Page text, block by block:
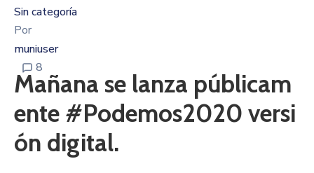
Sin categoría
Por
muniuser
8
Mañana se lanza públicam
ente #Podemos2020 versi
ón digital.